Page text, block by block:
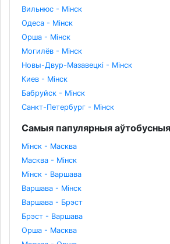
Вильнюс - Мінск
Одеса - Мінск
Орша - Мінск
Могилёв - Мінск
Новы-Двур-Мазавецкі - Мінск
Киев - Мінск
Бабруйск - Мінск
Санкт-Петербург - Мінск
Самыя папулярныя
Мінск - Масква
Масква - Мінск
Мінск - Варшава
Варшава - Мінск
Варшава - Брэст
Брэст - Варшава
Орша - Масква